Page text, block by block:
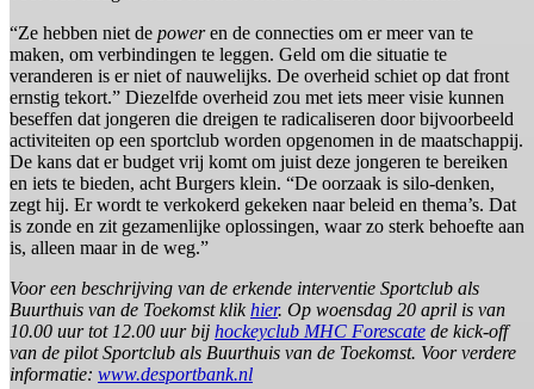
“Ze hebben niet de poweren de connecties om er meer van te
maken, om verbindingen te leggen. Geld om die situatie te
veranderen is er niet of nauwelijks. De overheid schiet op dat front
ernstig tekort.” Diezelfde overheid zou met iets meer visie kunnen
beseffen dat jongeren die dreigen te radicaliseren door bijvoorbeeld
activiteiten op een sportclub worden opgenomen in de maatschappij.
De kans dat er budget vrij komt om juist deze jongeren te bereiken
en iets te bieden, acht Burgers klein. “De oorzaak is silo-denken,
zegt hij. Er wordt te verkokerd gekeken naar beleid en thema’s. Dat
is zonde en zit gezamenlijke oplossingen, waar zo sterk behoefte aan
is, alleen maar in de weg.”
Voor een beschrijving van de erkende interventie Sportclub als
Buurthuis van de Toekomst klikhier. Op woensdag 20 april is van
10.00 uur tot 12.00 uur bij hockeyclub MHC Forescate de kick-off
van de pilot Sportclub als Buurthuis van de Toekomst. Voor verdere
informatie: www.desportbank.nl